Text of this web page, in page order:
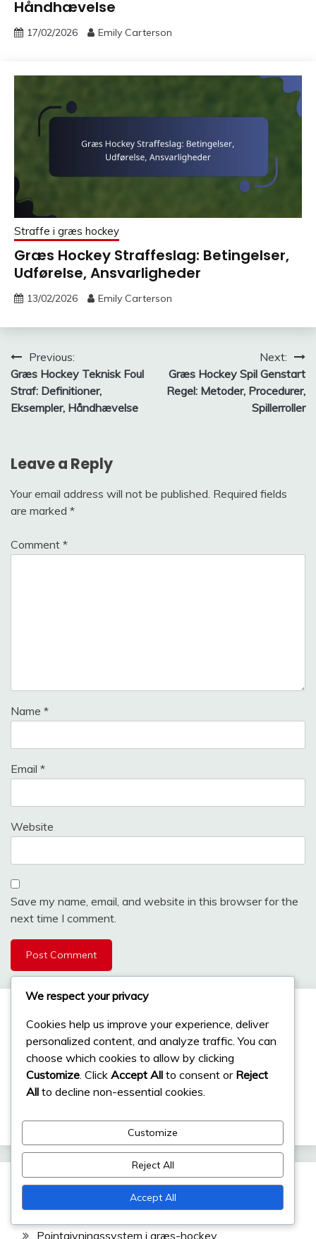
Håndhævelse
17/02/2026 Emily Carterson
Straffe i græs hockey
Græs Hockey Straffeslag: Betingelser,
Udførelse, Ansvarligheder
13/02/2026 Emily Carterson
Post
navigation
Previous:
Græs Hockey Teknisk Foul
Straf: Definitioner,
Eksempler, Håndhævelse
Next:
Græs Hockey Spil Genstart
Regel: Metoder, Procedurer,
Spillerroller
Leave a Reply
Your email address will not be published. Required fields
are marked *
Comment *
Name *
Email *
Website
Save my name, email, and website in this browser for the
next time I comment.
Links
Indhold
Kontakt
Kategorier
Pointgivningssystem i græs-hockey
We respect your privacy
Cookies help us improve your experience, deliver
personalized content, and analyze traffic. You can
choose which cookies to allow by clicking
Customize . Click Accept All to consent or Reject
All to decline non-essential cookies.
Customize
Reject All
Accept All